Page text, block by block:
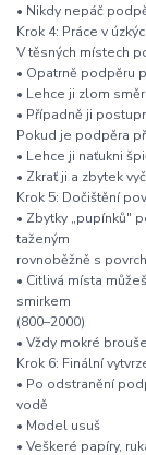
• Nikdy nepáč
Krok 4: Práce v
V těsných místech
• Opatrně podpěru
• Lehce ji zlom
• Případně ji
Pokud je podpěra
• Lehce ji naťukni
• Zkrať ji a zbytek
Krok 5: Dočištění
• Zbytky „pupínků"
taženým
rovnoběžně s
• Citlivá místa
smirkem
(800–2000)
• Vždy mokré
Krok 6: Finální
• Po odstranění
vodě
• Model usuš
• Veškeré papíry,